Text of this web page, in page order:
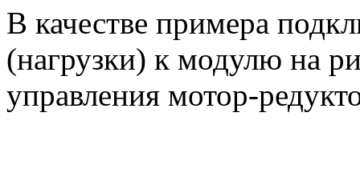
В качестве примера
(нагрузки) к модулю на
управления мотор-